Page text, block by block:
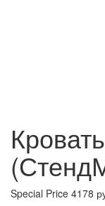
Special Price 4178